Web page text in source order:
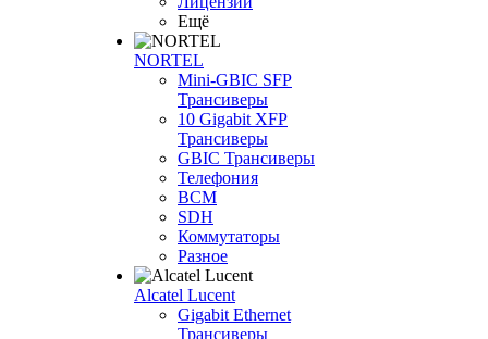
Ещё
NORTEL
Mini-GBIC SFP
Трансиверы
10 Gigabit XFP
Трансиверы
GBIC Трансиверы
Телефония
BCM
SDH
Коммутаторы
Разное
Alcatel Lucent
Gigabit Ethernet
Трансиверы